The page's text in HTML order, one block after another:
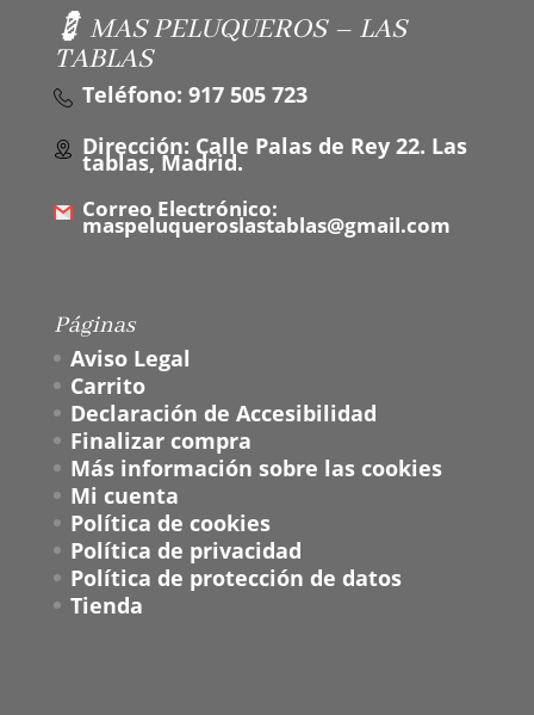
💈 MAS PELUQUEROS – LAS
TABLAS
Teléfono: 917 505 723
Dirección: Calle Palas de Rey 22. Las
tablas, Madrid.
Correo Electrónico:
maspeluqueroslastablas@gmail.com
Páginas
Aviso Legal
Carrito
Declaración de Accesibilidad
Finalizar compra
Más información sobre las cookies
Mi cuenta
Política de cookies
Política de privacidad
Política de protección de datos
Tienda